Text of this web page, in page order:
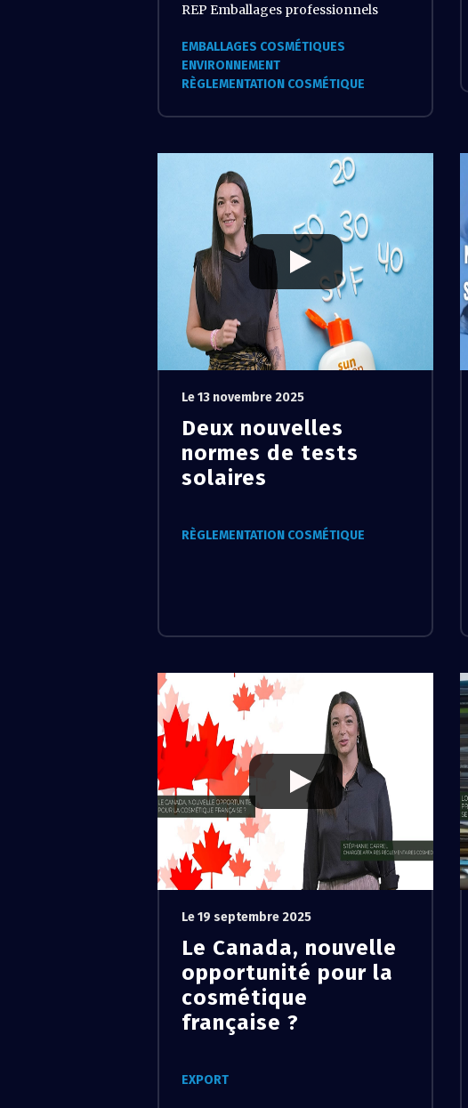
REP Emballages professionnels
EMBALLAGES COSMÉTIQUES
ENVIRONNEMENT
RÈGLEMENTATION COSMÉTIQUE
Le 13 novembre 2025
Deux nouvelles
normes de tests
solaires
RÈGLEMENTATION COSMÉTIQUE
Le 19 septembre 2025
Le Canada, nouvelle
opportunité pour la
cosmétique
française ?
EXPORT